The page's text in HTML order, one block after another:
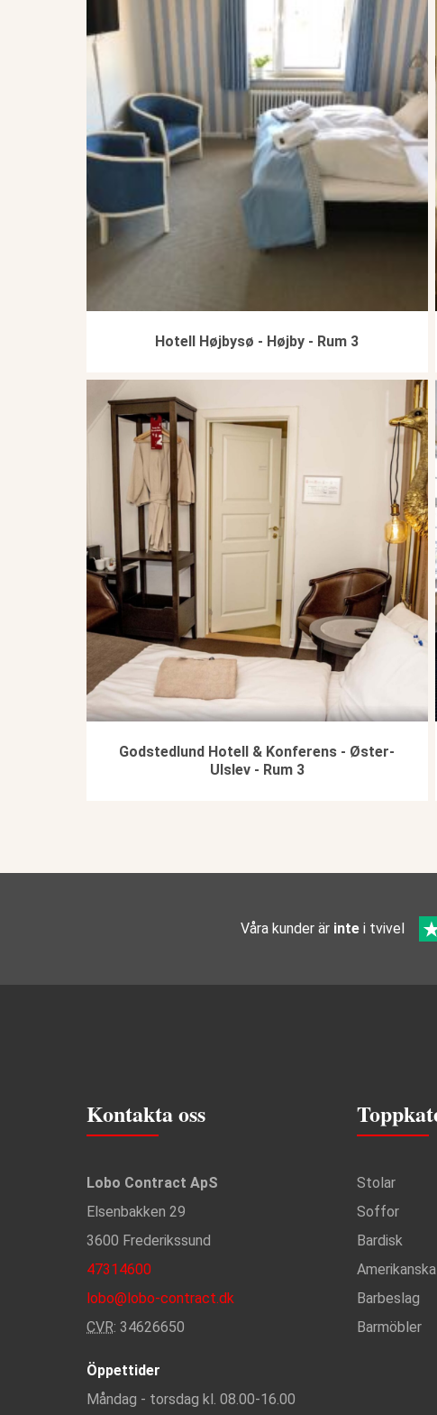
Hotell Højbysø - Højby - Rum 3
Godstedlund Hotell & Konferens - Øster-
Ulslev - Rum 3
Våra kunder är inte i tvivel
Kontakta oss
Lobo Contract ApS
Elsenbakken 29
3600 Frederikssund
47314600
lobo@lobo-contract.dk
CVR: 34626650
Öppettider
Måndag - torsdag kl. 08.00-16.00
Stolar
Soffor
Bardisk
Barbeslag
Barmöbler